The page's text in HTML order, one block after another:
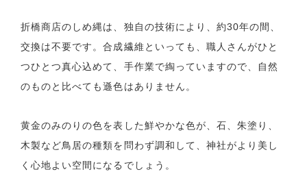
折橋商店のしめ縄は、独自の技術により、約30年の間、
交換は不要です。合成繊維といっても、職人さんがひと
つひとつ真心込めて、手作業で綯っていますので、自然
のものと比べても遜色はありません。
黄金のみのりの色を表した鮮やかな色が、石、朱塗り、
木製など鳥居の種類を問わず調和して、神社がより美し
く心地よい空間になるでしょう。